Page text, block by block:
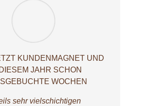
KUNDENMAGNET UND
JAHR SCHON
WOCHEN
sehr vielschichtigen